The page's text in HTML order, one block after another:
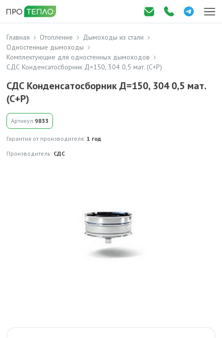
Главная Отопление
Дымоходы из стали
Одностенные дымоходы
Комплектующие для одностенных дымоходов
СДС Конденсатосборник Д=150, 304 0,5 мат. (С+Р)
СДС Конденсатосборник Д=150, 304 0,5 мат.
(С+Р)
Артикул:9833
Гарантия от производителя: 1 год
Производитель: СДС